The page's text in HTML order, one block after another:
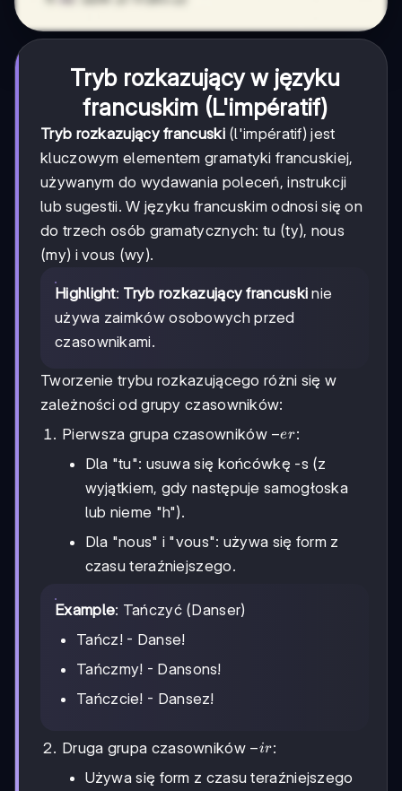
Tryb rozkazujący w języku
francuskim (L'impératif)
Tryb rozkazujący francuski(l'impératif) jest
kluczowym elementem gramatyki francuskiej,
używanym do wydawania poleceń, instrukcji
lub sugestii. W języku francuskim odnosi się on
do trzech osób gramatycznych: tu (ty), nous
(my) i vous (wy).
Highlight: Tryb rozkazujący francuski nie
używa zaimków osobowych przed
czasownikami.
Tworzenie trybu rozkazującego różni się w
zależności od grupy czasowników:
Pierwsza grupa czasowników -
−er:
Dla "tu": usuwa się końcówkę -s (z
wyjątkiem, gdy następuje samogłoska
lub nieme "h").
Dla "nous" i "vous": używa się form z
czasu teraźniejszego.
Example: Tańczyć (Danser)
Tańcz! - Danse!
Tańczmy! - Dansons!
Tańczcie! - Dansez!
Druga grupa czasowników -
−ir:
Używa się form z czasu teraźniejszego